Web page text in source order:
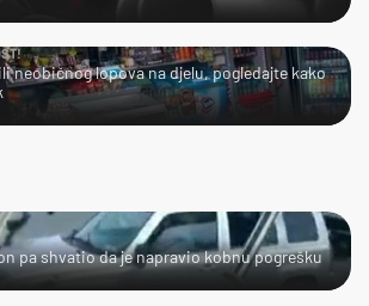
neobičnog lopova na djelu, pogledajte kako
pa shvatio da je napravio kobnu pogrešku